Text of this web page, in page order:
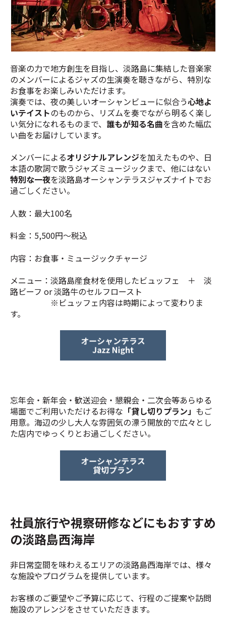
音楽の力で地方創生を目指し、淡路島に集結した音楽家
のメンバーによるジャズの生演奏を聴きながら、特別な
お食事をお楽しみいただけます。
演奏では、夜の美しいオーシャンビューに似合う心地よ
いテイストのものから、リズムを奏でながら明るく楽し
い気分になれるものまで、 誰もが知る名曲を含めた幅広
い曲をお届けしています。
メンバーによるオリジナルアレンジを加えたものや、日
本語の歌詞で歌うジャズミュージックまで、他にはない
特別な一夜を淡路島オーシャンテラスジャズナイトでお
過ごしください。
人数：最大100名
料金：5,500円～税込
内容：お食事・ミュージックチャージ
メニュー：淡路島産食材を使用したビュッフェ ＋ 淡
路ビーフ or 淡路牛のセルフロースト
※ビュッフェ内容は時期によって変わりま
す。
忘年会・新年会・歓送迎会・懇親会・二次会等あらゆる
場面でご利用いただけるお得な 「貸し切りプラン」 もご
用意。海辺の少し大人な雰囲気の漂う開放的で広々とし
た店内でゆっくりとお過ごしください。
社員旅行や視察研修などにもおすすめ
の淡路島西海岸
非日常空間を味わえるエリアの淡路島西海岸では、様々
な施設やプログラムを提供しています。
お客様のご要望やご予算に応じて、行程のご提案や訪問
施設のアレンジをさせていただきます。